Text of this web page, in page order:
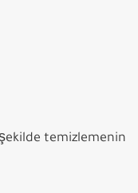
temizlemenin